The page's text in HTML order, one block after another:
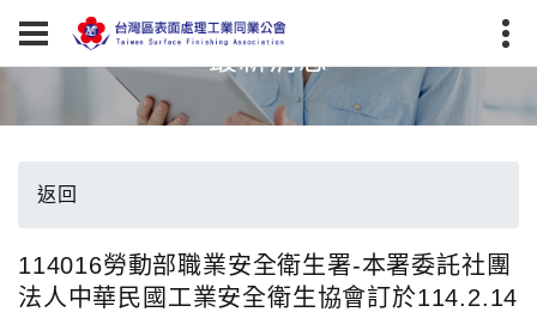
最新消息
返回
114016勞動部職業安全衛生署-本署委託社團
法人中華民國工業安全衛生協會訂於114.2.14